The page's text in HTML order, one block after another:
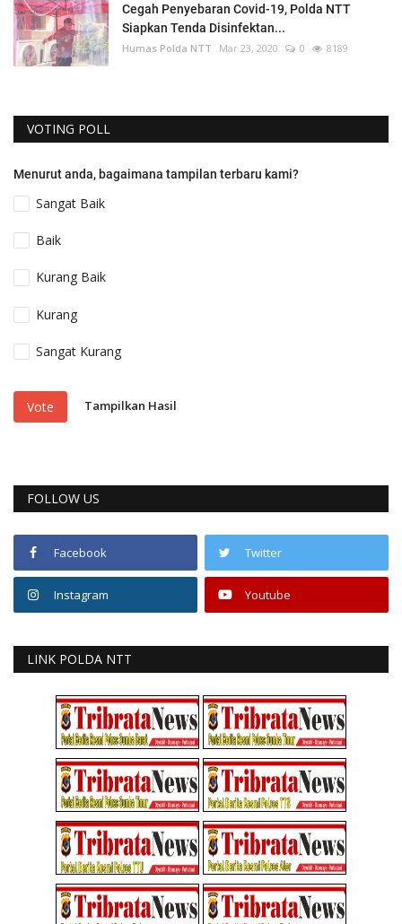
Cegah Penyebaran Covid-19, Polda NTT
Siapkan Tenda Disinfektan...
Humas Polda NTT Mar 23, 2020 0 8189
VOTING POLL
Menurut anda, bagaimana tampilan terbaru kami?
Sangat Baik
Baik
Kurang Baik
Kurang
Sangat Kurang
Vote Tampilkan Hasil
FOLLOW US
Facebook Twitter
Instagram Youtube
LINK POLDA NTT